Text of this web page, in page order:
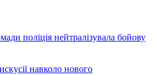
поліція нейтралізувала бойову
навколо нового